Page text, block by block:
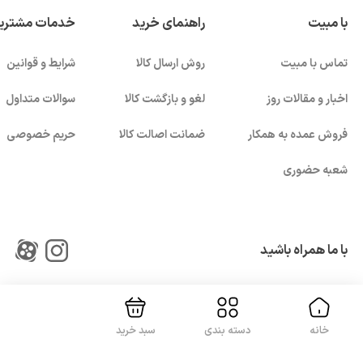
با مبیت
تماس با مبیت
اخبار و مقالات روز
فروش عمده به همکار
شعبه حضوری
راهنمای خرید
روش ارسال کالا
لغو و بازگشت کالا
ضمانت اصالت کالا
خدمات
شرایط و قوانین
سوالات متداول
حریم خصوصی
با ما همراه باشید
خانه دسته بندی سبد خرید